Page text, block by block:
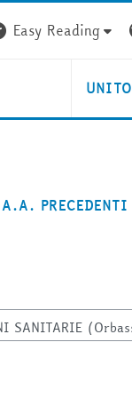
Easy Reading
UNITO
A.A. PRECEDENTI